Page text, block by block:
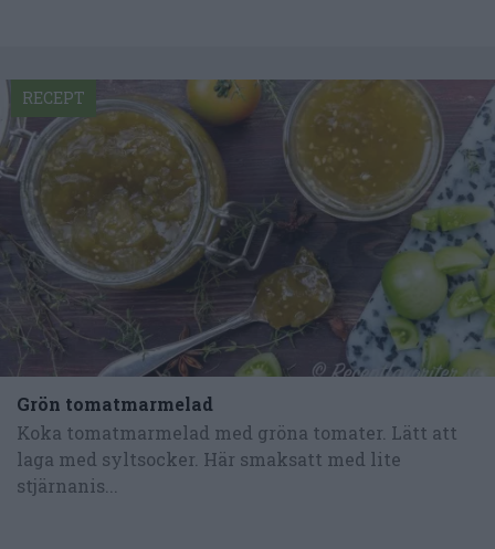
Grön tomatmarmelad
Koka tomatmarmelad med gröna tomater. Lätt att
laga med syltsocker. Här smaksatt med lite
stjärnanis...
RECEPT